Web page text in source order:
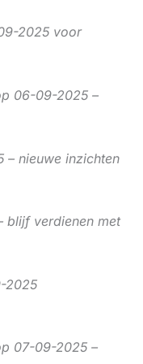
2025 voor
06-09-2025 –
– nieuwe inzichten
blijf verdienen met
2025
07-09-2025 –